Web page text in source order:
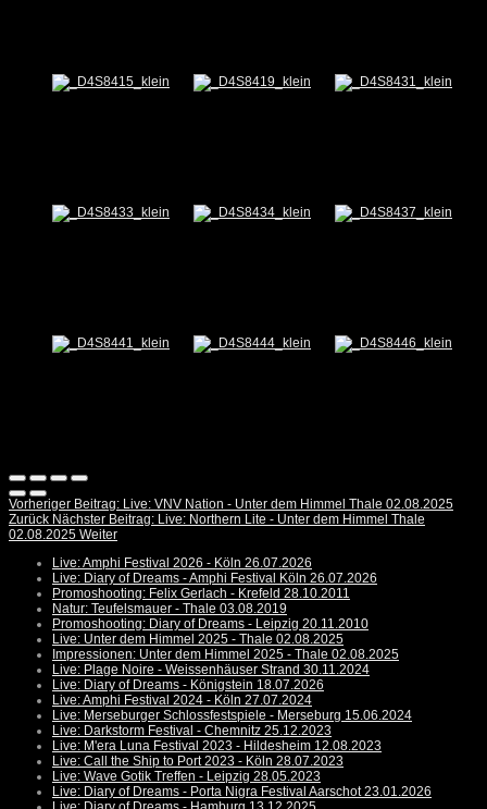
Vorheriger Beitrag: Live: VNV Nation - Unter dem Himmel Thale 02.08.2025
Zurück Nächster Beitrag: Live: Northern Lite - Unter dem Himmel Thale
02.08.2025 Weiter
Live: Amphi Festival 2026 - Köln 26.07.2026
Live: Diary of Dreams - Amphi Festival Köln 26.07.2026
Promoshooting: Felix Gerlach - Krefeld 28.10.2011
Natur: Teufelsmauer - Thale 03.08.2019
Promoshooting: Diary of Dreams - Leipzig 20.11.2010
Live: Unter dem Himmel 2025 - Thale 02.08.2025
Impressionen: Unter dem Himmel 2025 - Thale 02.08.2025
Live: Plage Noire - Weissenhäuser Strand 30.11.2024
Live: Diary of Dreams - Königstein 18.07.2026
Live: Amphi Festival 2024 - Köln 27.07.2024
Live: Merseburger Schlossfestspiele - Merseburg 15.06.2024
Live: Darkstorm Festival - Chemnitz 25.12.2023
Live: M'era Luna Festival 2023 - Hildesheim 12.08.2023
Live: Call the Ship to Port 2023 - Köln 28.07.2023
Live: Wave Gotik Treffen - Leipzig 28.05.2023
Live: Diary of Dreams - Porta Nigra Festival Aarschot 23.01.2026